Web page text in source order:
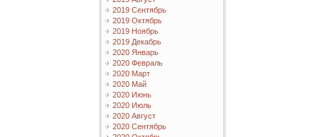
2019 Сентябрь
2019 Октябрь
2019 Ноябрь
2019 Декабрь
2020 Январь
2020 Февраль
2020 Март
2020 Май
2020 Июнь
2020 Июль
2020 Август
2020 Сентябрь